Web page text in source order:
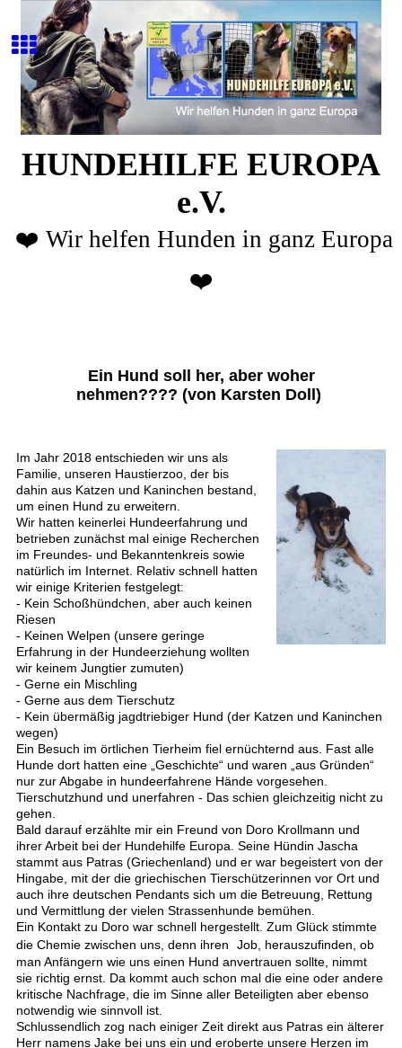
HUNDEHILFE EUROPA
e.V.
❤️ Wir helfen Hunden in ganz Europa
❤️
Ein Hund soll her, aber woher
nehmen???? (von Karsten Doll)
Im Jahr 2018 entschieden wir uns als
Familie, unseren Haustierzoo, der bis
dahin aus Katzen und Kaninchen bestand,
um einen Hund zu erweitern.
Wir hatten keinerlei Hundeerfahrung und
betrieben zunächst mal einige Recherchen
im Freundes- und Bekanntenkreis sowie
natürlich im Internet. Relativ schnell hatten
wir einige Kriterien festgelegt:
- Kein Schoßhündchen, aber auch keinen
Riesen
- Keinen Welpen (unsere geringe
Erfahrung in der Hundeerziehung wollten
wir keinem Jungtier zumuten)
- Gerne ein Mischling
- Gerne aus dem Tierschutz
- Kein übermäßig jagdtriebiger Hund (der Katzen und Kaninchen
wegen)
Ein Besuch im örtlichen Tierheim fiel ernüchternd aus. Fast alle
Hunde dort hatten eine „Geschichte“ und waren „aus Gründen“
nur zur Abgabe in hundeerfahrene Hände vorgesehen.
Tierschutzhund und unerfahren - Das schien gleichzeitig nicht zu
gehen.
Bald darauf erzählte mir ein Freund von Doro Krollmann und
ihrer Arbeit bei der Hundehilfe Europa. Seine Hündin Jascha
stammt aus Patras (Griechenland) und er war begeistert von der
Hingabe, mit der die griechischen Tierschützerinnen vor Ort und
auch ihre deutschen Pendants sich um die Betreuung, Rettung
und Vermittlung der vielen Strassenhunde bemühen.
Ein Kontakt zu Doro war schnell hergestellt. Zum Glück stimmte
die Chemie zwischen uns, denn ihren
Job, herauszufinden, ob
man Anfängern wie uns einen Hund anvertrauen sollte, nimmt
sie richtig ernst. Da kommt auch schon mal die eine oder andere
kritische Nachfrage, die im Sinne aller Beteiligten aber ebenso
notwendig wie sinnvoll ist.
Schlussendlich zog nach einiger Zeit direkt aus Patras ein älterer
Herr namens Jake bei uns ein und eroberte unsere Herzen im